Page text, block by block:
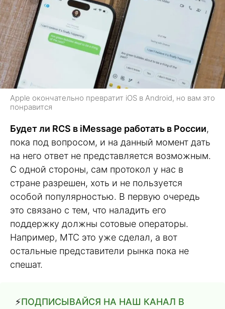
Apple окончательно превратит iOS в Android, но вам это
понравится
Будет ли RCS в iMessage работать в России,
пока под вопросом, и на данный момент дать
на него ответ не представляется возможным.
С одной стороны, сам протокол у нас в
стране разрешен, хоть и не пользуется
особой популярностью. В первую очередь
это связано с тем, что наладить его
поддержку должны сотовые операторы.
Например, МТС это уже сделал, а вот
остальные представители рынка пока не
спешат.
⚡️ПОДПИСЫВАЙСЯ НА НАШ КАНАЛ В